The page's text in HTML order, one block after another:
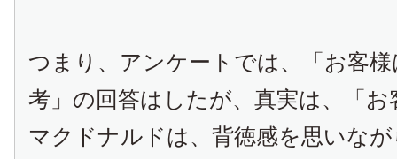
つまり、アンケートでは、「お客
考」の回答はしたが、真実は、「
マクドナルドは、背徳感を思いな